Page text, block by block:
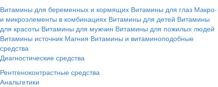
Витамины для беременных и кормящих Витамины для глаз Макро-
и микроэлементы в комбинациях Витамины для детей Витамины
для красоты Витамины для мужчин Витамины для пожилых людей
Витамины источник Магния Витамины и витаминоподобные
средства
Диагностические средства
Рентгеноконтрастные средства
Анальгетики